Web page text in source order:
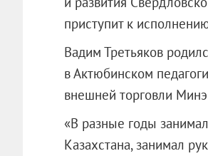
приступит к
Вадим Третьяков
в Актюбинском
внешней торговли
«В разные годы
Казахстана, занимал